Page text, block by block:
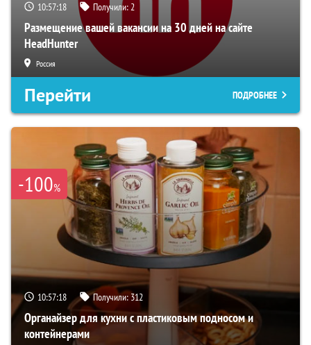
10:57:16 Получили:2
Размещение вашей вакансии на 30 дней на сайте
HeadHunter
Россия
Перейти ПОДРОБНЕЕ
-100%
10:57:16 Получили: 312
Органайзер для кухни с пластиковым подносом и
контейнерами